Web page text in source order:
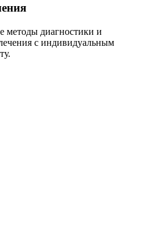
методы диагностики и
с индивидуальным